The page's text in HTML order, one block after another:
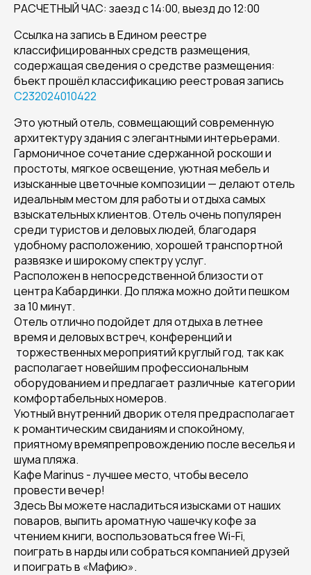
РАСЧЕТНЫЙ ЧАС: заезд с 14:00, выезд до 12:00
Ссылка на запись в Едином реестре
классифицированных средств размещения,
содержащая сведения о средстве размещения:
бъект прошёл классификацию реестровая запись
С232024010422
Это уютный отель, совмещающий современную
архитектуру здания с элегантными интерьерами.
Гармоничное сочетание сдержанной роскоши и
простоты, мягкое освещение, уютная мебель и
изысканные цветочные композиции — делают отель
идеальным местом для работы и отдыха самых
взыскательных клиентов. Отель очень популярен
среди туристов и деловых людей, благодаря
удобному расположению, хорошей транспортной
развязке и широкому спектру услуг.
Расположен в непосредственной близости от
центра Кабардинки. До пляжа можно дойти пешком
за 10 минут.
Отель отлично подойдет для отдыха в летнее
время и деловых встреч, конференций и
торжественных мероприятий круглый год, так как
располагает новейшим профессиональным
оборудованием и предлагает различные категории
комфортабельных номеров.
Уютный внутренний дворик отеля предрасполагает
к романтическим свиданиям и спокойному,
приятному времяпрепровождению после веселья и
шума пляжа.
Кафе Marinus - лучшее место, чтобы весело
провести вечер!
Здесь Вы можете насладиться изысками от наших
поваров, выпить ароматную чашечку кофе за
чтением книги, воспользоваться free Wi-Fi,
поиграть в нарды или собраться компанией друзей
и поиграть в «Мафию».